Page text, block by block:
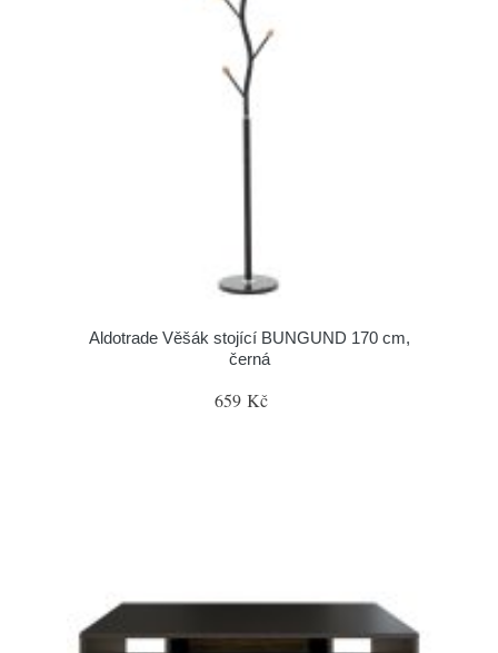
Aldotrade Věšák stojící BUNGUND 170 cm,
černá
659 Kč